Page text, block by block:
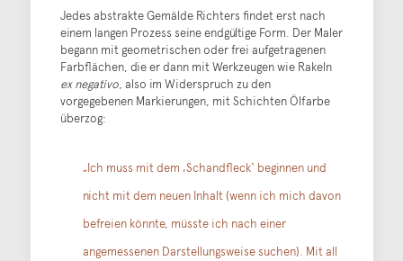
Jedes abstrakte Gemälde Richters findet erst nach
einem langen Prozess seine endgültige Form. Der Maler
begann mit geometrischen oder frei aufgetragenen
Farbflächen, die er dann mit Werkzeugen wie Rakeln
ex negativo, also im Widerspruch zu den
vorgegebenen Markierungen, mit Schichten Ölfarbe
überzog:
„Ich muss mit dem ‚Schandfleck‘ beginnen und
nicht mit dem neuen Inhalt (wenn ich mich davon
befreien könnte, müsste ich nach einer
angemessenen Darstellungsweise suchen). Mit all